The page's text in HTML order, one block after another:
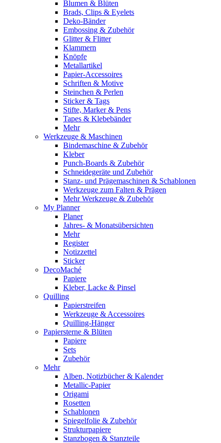
Blumen & Blüten
Brads, Clips & Eyelets
Deko-Bänder
Embossing & Zubehör
Glitter & Flitter
Klammern
Knöpfe
Metallartikel
Papier-Accessoires
Schriften & Motive
Steinchen & Perlen
Sticker & Tags
Stifte, Marker & Pens
Tapes & Klebebänder
Mehr
Werkzeuge & Maschinen
Bindemaschine & Zubehör
Kleber
Punch-Boards & Zubehör
Schneidegeräte und Zubehör
Stanz- und Prägemaschinen & Schablonen
Werkzeuge zum Falten & Prägen
Mehr Werkzeuge & Zubehör
My Planner
Planer
Jahres- & Monatsübersichten
Mehr
Register
Notizzettel
Sticker
DecoMaché
Papiere
Kleber, Lacke & Pinsel
Quilling
Papierstreifen
Werkzeuge & Accessoires
Quilling-Hänger
Papiersterne & Blüten
Papiere
Sets
Zubehör
Mehr
Alben, Notizbücher & Kalender
Metallic-Papier
Origami
Rosetten
Schablonen
Spiegelfolie & Zubehör
Strukturpapiere
Stanzbogen & Stanzteile